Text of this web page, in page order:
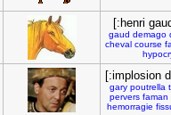
[:henri
gaud demago
cheval course
[:implosion
gary poutrella
pervers faman
hemorragie